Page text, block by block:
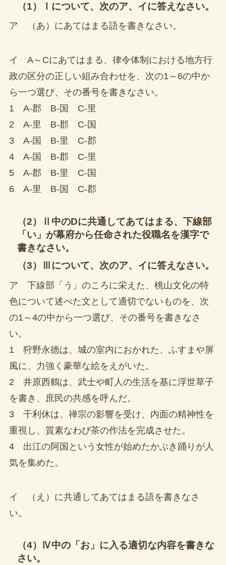
（1）Ⅰについて、次のア、イに答えなさい。
ア （あ）にあてはまる語を書きなさい。
イ A～Cにあてはまる、律令体制における地方行
政の区分の正しい組み合わせを、次の1～6の中か
ら一つ選び、その番号を書きなさい。
1 A-郡 B-国 C-里
2 A-里 B-郡 C-国
3 A-国 B-里 C-郡
4 A-国 B-郡 C-里
5 A-郡 B-里 C-国
6 A-里 B-国 C-郡
（2）Ⅱ中のDに共通してあてはまる、下線部
「い」が幕府から任命された役職名を漢字で
書きなさい。
（3）Ⅲについて、次のア、イに答えなさい。
ア 下線部「う」のころに栄えた、桃山文化の特
色について述べた文として適切でないものを、次
の1～4の中から一つ選び、その番号を書きなさ
い。
1 狩野永徳は、城の室内におかれた、ふすまや屏
風に、力強く豪華な絵をえがいた。
2 井原西鶴は、武士や町人の生活を基に浮世草子
を書き、庶民の共感を呼んだ。
3 千利休は、禅宗の影響を受け、内面の精神性を
重視し、質素なわび茶の作法を完成させた。
4 出江の阿国という女性が始めたかぶき踊りが人
気を集めた。
イ （え）に共通してあてはまる語を書きなさ
い。
（4）Ⅳ中の「お」に入る適切な内容を書きな
さい。